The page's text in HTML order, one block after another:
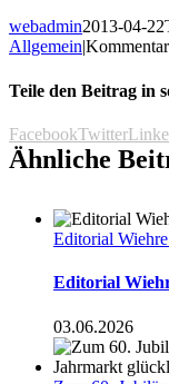
webadmin2013-04-
Allgemein|
Teile den Beitrag in
FacebookTwitter
Ähnliche
Editorial
Editorial
03.06.2026